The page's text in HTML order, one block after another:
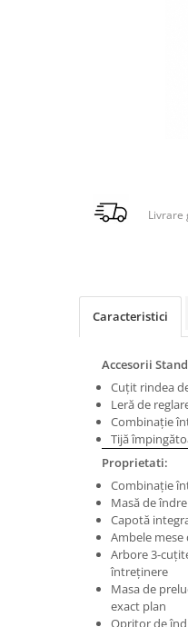
Masini de gaurit cu
Masini de gaurit cu coloana
curea de distributie
Masini de gaurit cu stand si
Masini de gaurit radiale
Masini de gaurit si frezat
Masini de gaurit cu freza
Masini de frezat universale
Centre de prelucrare
Masini de frezat cu batiu
Masini de frezat
Masini de frezat universale
Masini de frezat verticale
Livrare
Caracteristici
Accesorii
Cuţit rindea
Leră de
Combinaţie
Tijă
Proprietati:
Combinaţie
Masă de
Capotă
Ambele
Arbore 3-
întreţinere
Masa de
exact plan
Opritor de